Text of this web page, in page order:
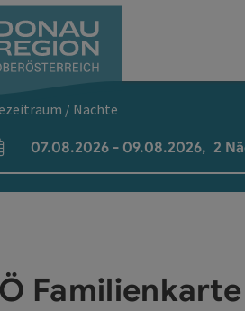
Reisezeitraum / Nächte
und Abreisefelder
07.08.2026 - 09.08.2026, 2